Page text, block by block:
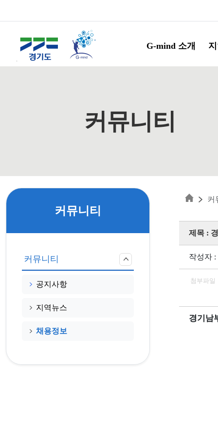
G-mind 소개
커뮤니티
커뮤니티
커뮤니티
공지사항
지역뉴스
채용정보
커
제목 :
작성자
첨부파일
경기남